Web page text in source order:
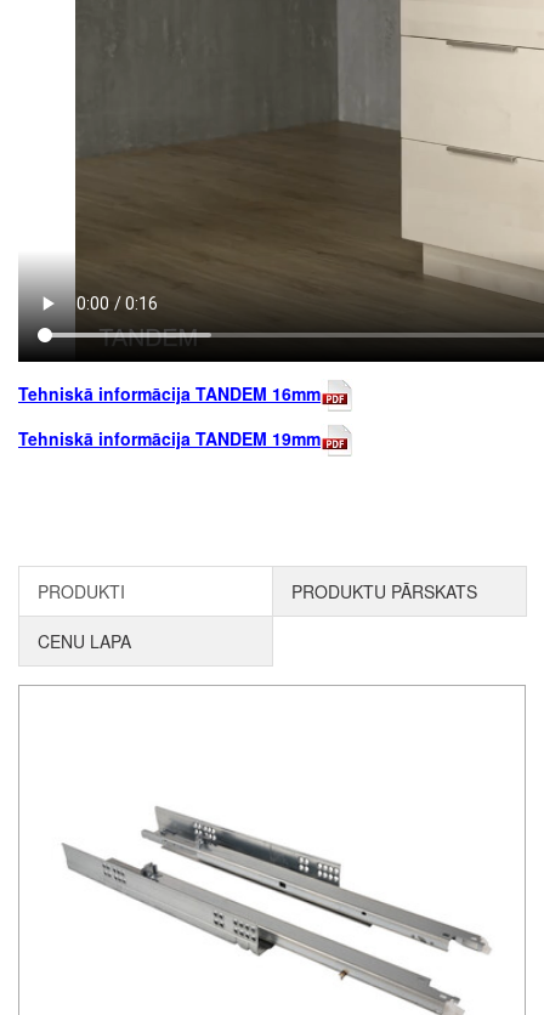
Tehniskā informācija TANDEM 16mm
Tehniskā informācija TANDEM 19mm
PRODUKTI PRODUKTU PĀRSKATS
CENU LAPA